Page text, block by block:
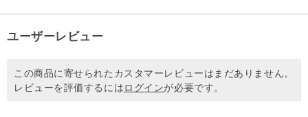
ユーザーレビュー
この商品に寄せられたカスタマーレビューはまだありません。
レビューを評価するにはログインが必要です。